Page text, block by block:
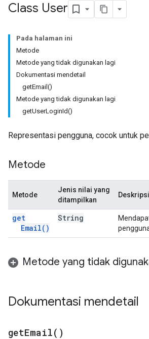
Class User
Pada halaman ini
Metode
Metode yang tidak digunakan lagi
Dokumentasi mendetail
getEmail()
Metode yang tidak digunakan lagi
getUserLoginId()
Representasi pengguna, cocok untuk
Metode
Metode
Jenis nilai yang
ditampilkan
get
Email( )
String
Metode yang tidak
Dokumentasi mendetail
getEmail( )